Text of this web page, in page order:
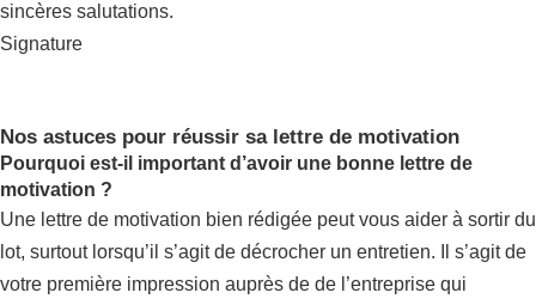
sincères salutations.
Signature
Nos astuces pour réussir sa lettre de motivation
Pourquoi est-il important d’avoir une bonne lettre de
motivation ?
Une lettre de motivation bien rédigée peut vous aider à sortir du
lot, surtout lorsqu’il s’agit de décrocher un entretien. Il s’agit de
votre première impression auprès de de l’entreprise qui